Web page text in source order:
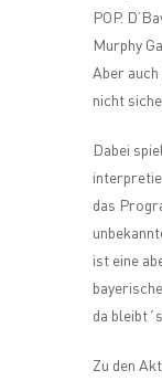
POP.
Murphy
Aber
nicht
Dabei
das
ist eine
da
Zu den